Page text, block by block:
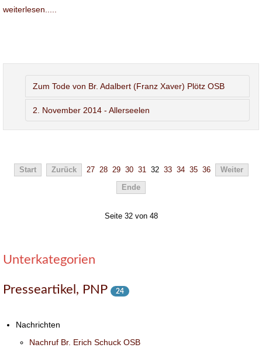
weiterlesen.....
Zum Tode von Br. Adalbert (Franz Xaver) Plötz OSB
2. November 2014 - Allerseelen
Start Zurück 27 28 29 30 31 32 33 34 35 36 Weiter
Ende
Seite 32 von 48
Unterkategorien
Presseartikel, PNP 24
Nachrichten
Nachruf Br. Erich Schuck OSB